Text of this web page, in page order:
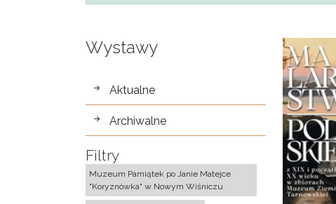
Wystawy
wystawy
Aktualne
Archiwalne
Filtry
Muzeum Pamiątek po Janie Matejce
"Koryznówka" w Nowym Wiśniczu